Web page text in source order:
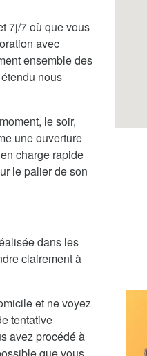
7j/7 où que vous
avec
ensemble des
nous
le soir,
une ouverture
charge rapide
le palier de son
dans les
clairement à
et ne voyez
tentative
avez procédé à